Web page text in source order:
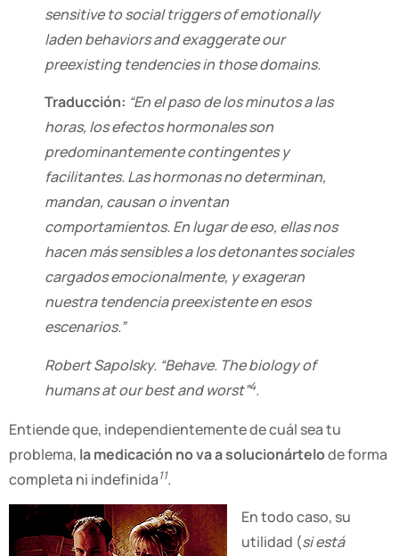
sensitive to social triggers of emotionally
laden behaviors and exaggerate our
preexisting tendencies in those domains.
Traducción: “En el paso de los minutos a las
horas, los efectos hormonales son
predominantemente contingentes y
facilitantes. Las hormonas no determinan,
mandan, causan o inventan
comportamientos. En lugar de eso, ellas nos
hacen más sensibles a los detonantes sociales
cargados emocionalmente, y exageran
nuestra tendencia preexistente en esos
escenarios.”
Robert Sapolsky. “Behave. The biology of
humans at our best and worst”4.
Entiende que, independientemente de cuál sea tu
problema, la medicación no va a solucionártelode forma
completa ni indefinida11.
En todo caso, su
utilidad (si está